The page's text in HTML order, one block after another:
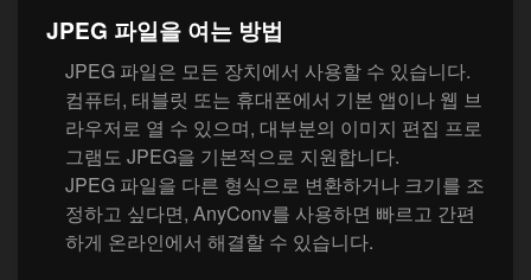
JPEG 파일을 여는 방법
JPEG 파일은 모든 장치에서 사용할 수 있습니다.
컴퓨터, 태블릿 또는 휴대폰에서 기본 앱이나 웹 브
라우저로 열 수 있으며, 대부분의 이미지 편집 프로
그램도 JPEG을 기본적으로 지원합니다.
JPEG 파일을 다른 형식으로 변환하거나 크기를 조
정하고 싶다면, AnyConv를 사용하면 빠르고 간편
하게 온라인에서 해결할 수 있습니다.